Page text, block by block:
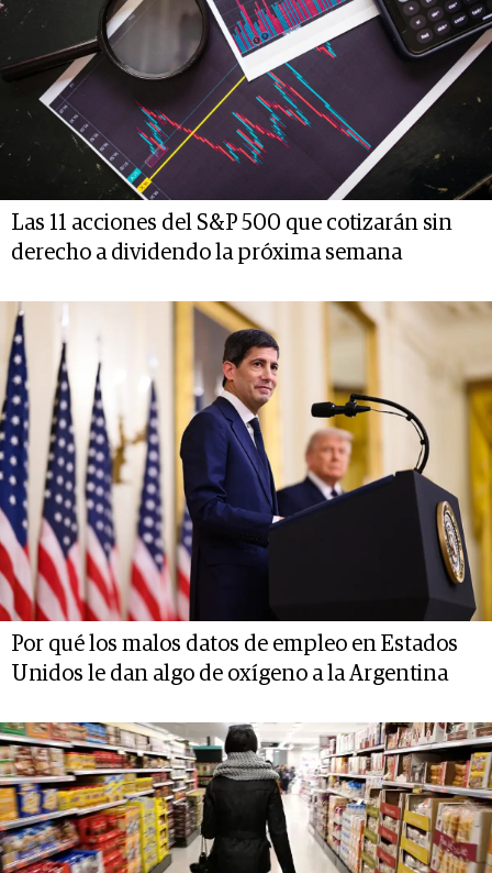
Las 11 acciones del S&P 500 que cotizarán sin
derecho a dividendo la próxima semana
Por qué los malos datos de empleo en Estados
Unidos le dan algo de oxígeno a la Argentina